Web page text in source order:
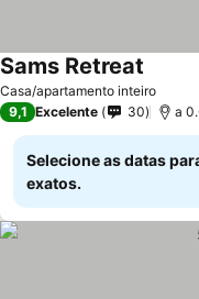
Casa/apartamento inteiro
Sams Retreat
9,1 Excelente 30 a
Selecione as datas
exatos.